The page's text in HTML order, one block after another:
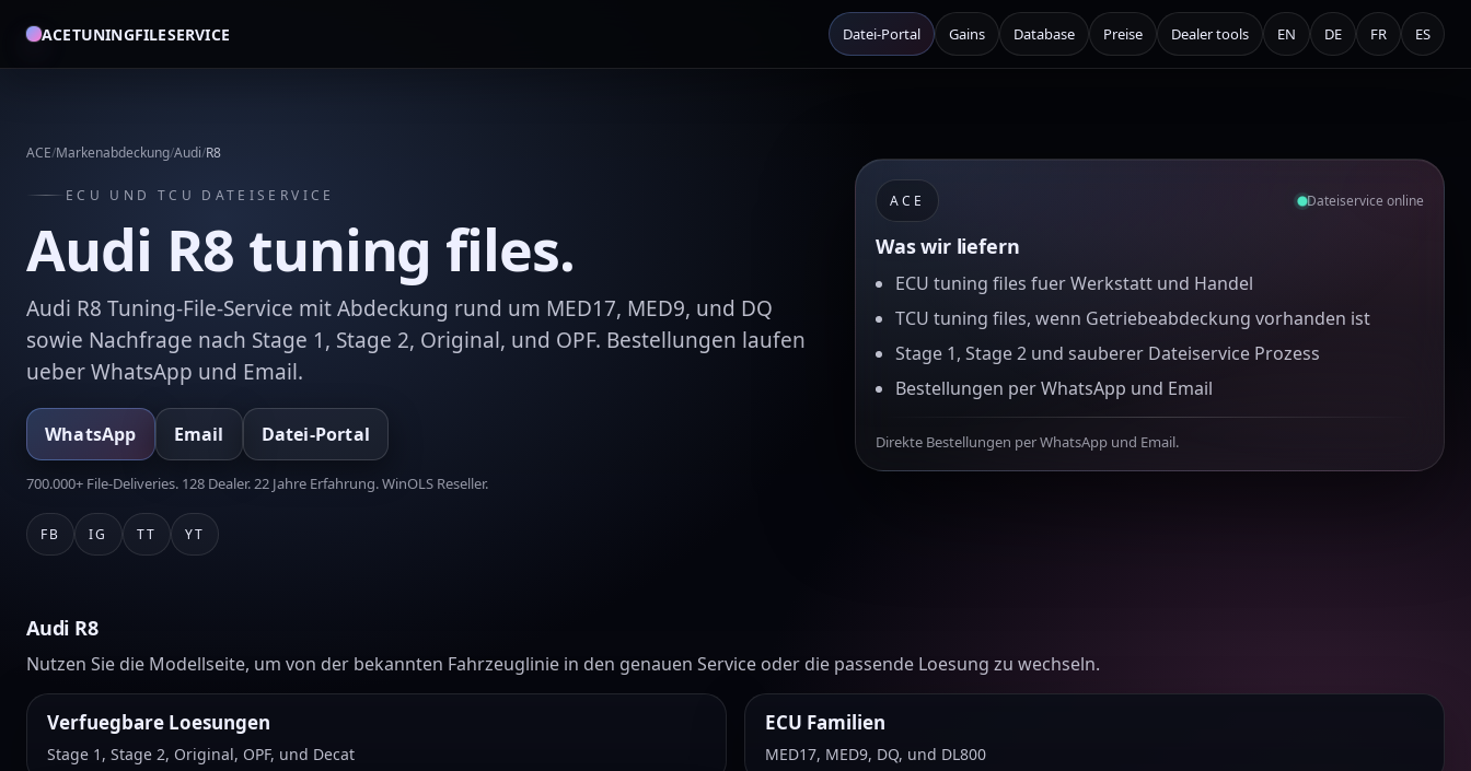
ACETUNINGFILESERVICE Datei-Portal Gains Database Preise Dealer tools EN DE FR ES
ACE/Markenabdeckung/Audi/R8
ECU UND TCU DATEISERVICE
Audi R8 tuning files.
Audi R8 Tuning-File-Service mit Abdeckung rund um MED17, MED9, und DQ
sowie Nachfrage nach Stage 1, Stage 2, Original, und OPF. Bestellungen laufen
ueber WhatsApp und Email.
WhatsApp Email Datei-Portal
700.000+ File-Deliveries. 128 Dealer. 22 Jahre Erfahrung. WinOLS Reseller.
FB IG TT YT
ACE Dateiservice online
Was wir liefern
ECU tuning files fuer Werkstatt und Handel
TCU tuning files, wenn Getriebeabdeckung vorhanden ist
Stage 1, Stage 2 und sauberer Dateiservice Prozess
Bestellungen per WhatsApp und Email
Direkte Bestellungen per WhatsApp und Email.
Audi R8
Nutzen Sie die Modellseite, um von der bekannten Fahrzeuglinie in den genauen Service oder die passende Loesung zu wechseln.
Verfuegbare Loesungen
Stage 1, Stage 2, Original, OPF, und Decat
ECU Familien
MED17, MED9, DQ, und DL800